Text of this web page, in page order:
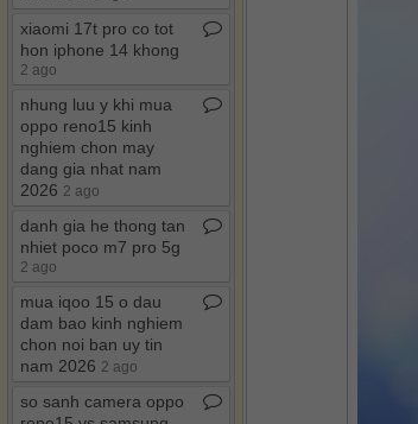
xiaomi 17t pro co tot
hon iphone 14 khong
2 ago
nhung luu y khi mua
oppo reno15 kinh
nghiem chon may
dang gia nhat nam
2026 2 ago
danh gia he thong tan
nhiet poco m7 pro 5g
2 ago
mua iqoo 15 o dau
dam bao kinh nghiem
chon noi ban uy tin
nam 2026 2 ago
so sanh camera oppo